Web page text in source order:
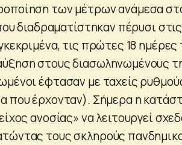
των μέτρων ανάμεσα
διαδραματίστηκαν πέρυσι
τις πρώτες 18 ημέρες
στους διασωληνωμένους
έφτασαν με ταχείς
που έρχονταν). Σήμερα η
ανοσίας» να λειτουργεί
τους σκληρούς